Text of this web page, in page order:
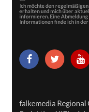
Ich möchte den
erhalten und mich über
informieren. Eine
Informationen finde ich in der
falkemedia Regional